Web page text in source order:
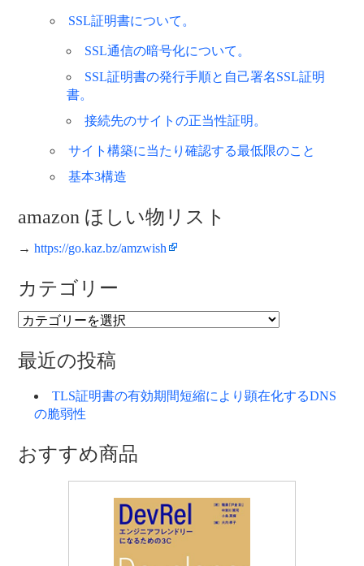
SSL証明書について。
SSL通信の暗号化について。
SSL証明書の発行手順と自己署名SSL証明
書。
接続先のサイトの正当性証明。
サイト構築に当たり確認する最低限のこと
基本3構造
amazon ほしい物リスト
→ https://go.kaz.bz/amzwish
カテゴリー
カ
ゴ
リ
最近の投稿
TLS証明書の有効期間短縮により顕在化するDNS
の脆弱性
おすすめ商品